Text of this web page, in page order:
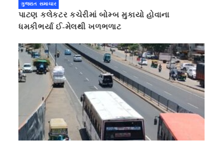
ગુજરાત સમાચાર
પાટણ કલેકટર કચેરીમાં બોમ્બ મુકાયો હોવાના
ધમકીભર્યા ઈ-મેલથી ખળભળાટ